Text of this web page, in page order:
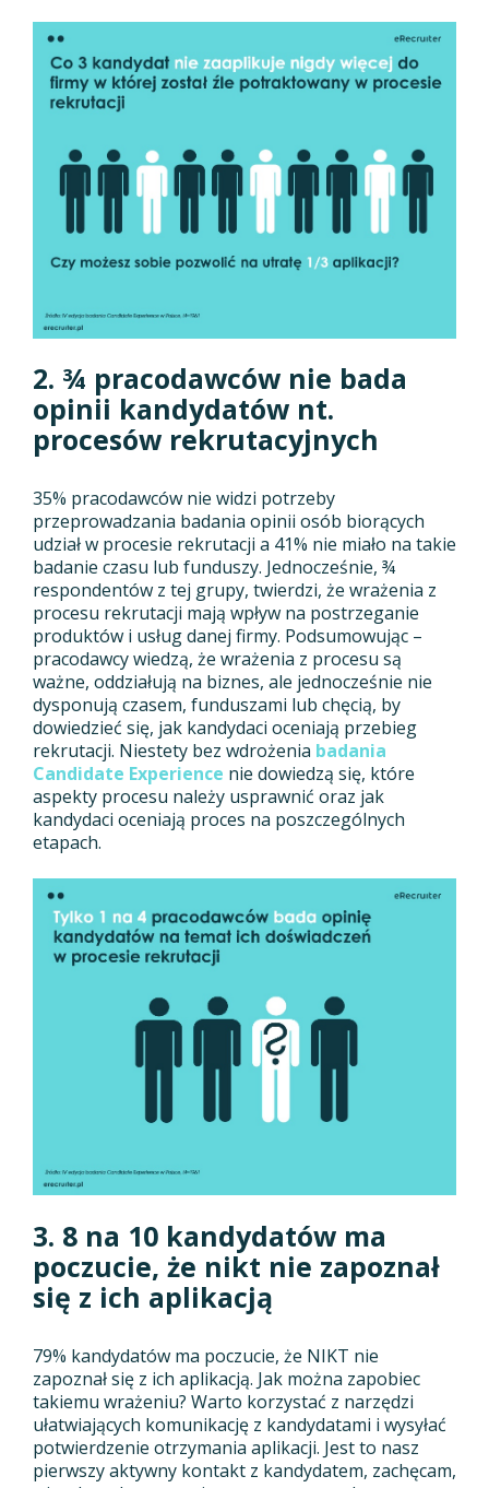
2. ¾ pracodawców nie bada
opinii kandydatów nt.
procesów rekrutacyjnych
35% pracodawców nie widzi potrzeby
przeprowadzania badania opinii osób biorących
udział w procesie rekrutacji a 41% nie miało na takie
badanie czasu lub funduszy. Jednocześnie, ¾
respondentów z tej grupy, twierdzi, że wrażenia z
procesu rekrutacji mają wpływ na postrzeganie
produktów i usług danej firmy. Podsumowując –
pracodawcy wiedzą, że wrażenia z procesu są
ważne, oddziałują na biznes, ale jednocześnie nie
dysponują czasem, funduszami lub chęcią, by
dowiedzieć się, jak kandydaci oceniają przebieg
rekrutacji. Niestety bez wdrożenia badania
Candidate Experience nie dowiedzą się, które
aspekty procesu należy usprawnić oraz jak
kandydaci oceniają proces na poszczególnych
etapach.
3. 8 na 10 kandydatów ma
poczucie, że nikt nie zapoznał
się z ich aplikacją
79% kandydatów ma poczucie, że NIKT nie
zapoznał się z ich aplikacją. Jak można zapobiec
takiemu wrażeniu? Warto korzystać z narzędzi
ułatwiających komunikację z kandydatami i wysyłać
potwierdzenie otrzymania aplikacji. Jest to nasz
pierwszy aktywny kontakt z kandydatem, zachęcam,